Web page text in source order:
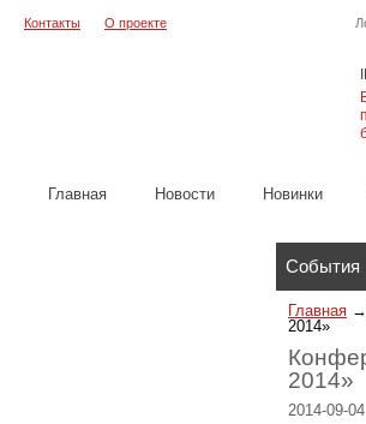
Контакты О проекте
Главная Новости Новинки
События
Главная →
2014»
2014»
2014-09-04